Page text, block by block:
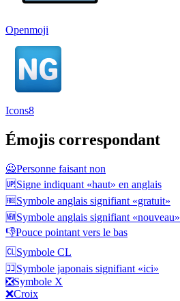
Openmoji
Icons8
Émojis correspondant
🙅Personne faisant non
🆙Signe indiquant «haut» en anglais
🆓Symbole anglais signifiant «gratuit»
🆕Symbole anglais signifiant «nouveau»
👎Pouce pointant vers le bas
🆑Symbole CL
🈁 Symbole japonais signifiant «ici»
❎Symbole X
❌Croix